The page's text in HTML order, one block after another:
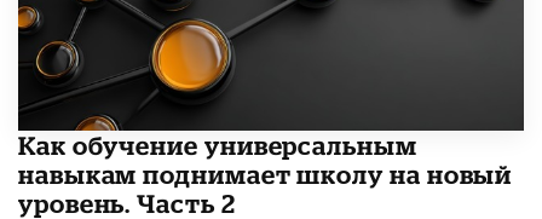
​Как обучение универсальным
навыкам поднимает школу на новый
уровень. Часть 2